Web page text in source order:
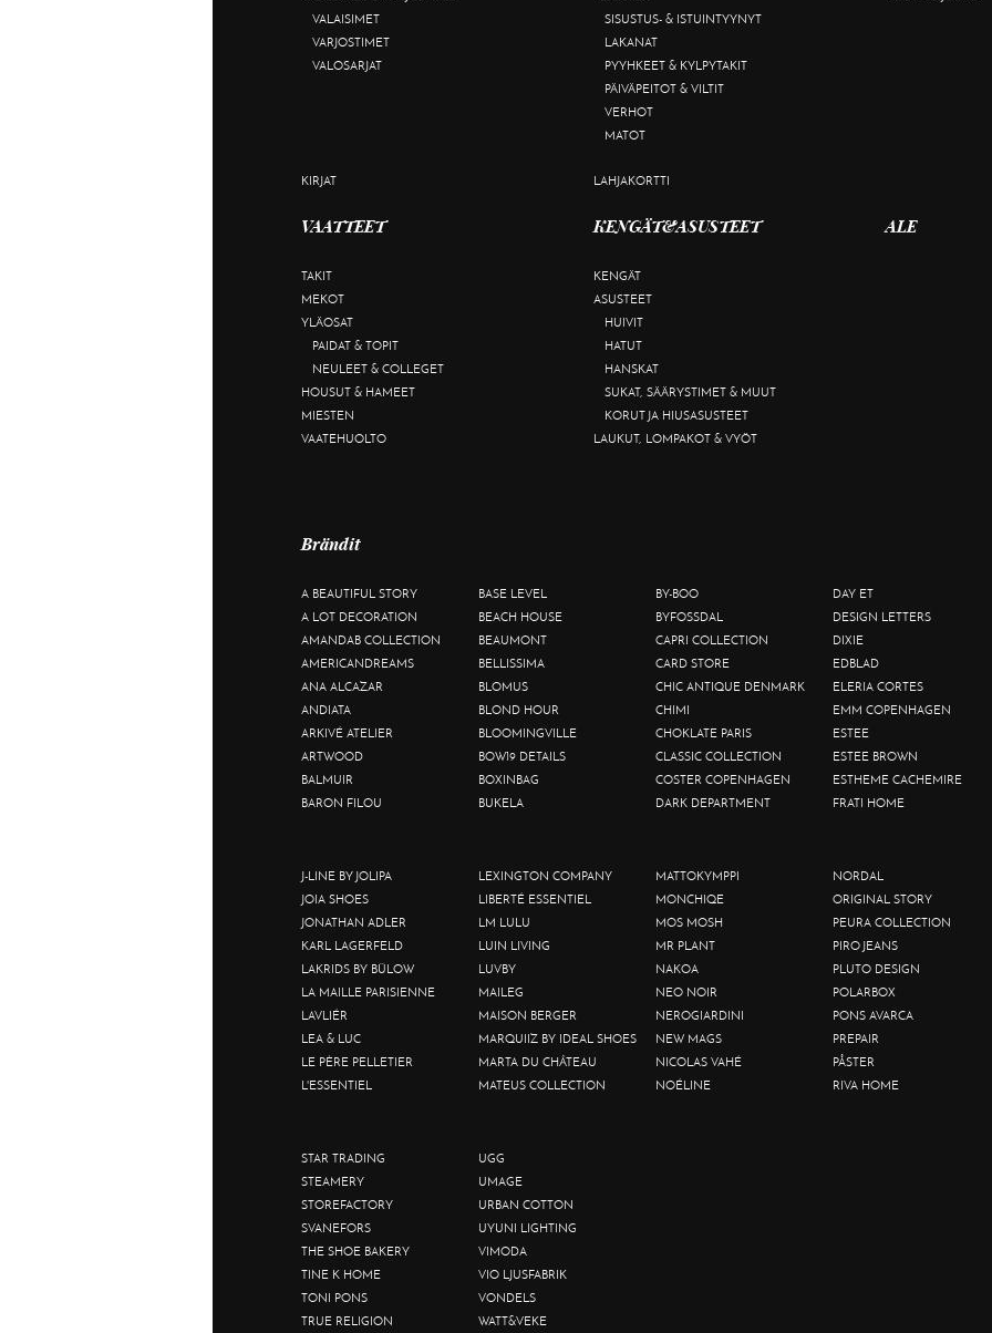
VALAISIMET
VARJOSTIMET
VALOSARJAT
SISUSTUS- & ISTUINTYYNYT
LAKANAT
PYYHKEET & KYLPYTAKIT
PÄIVÄPEITOT & VILTIT
VERHOT
MATOT
KIRJAT LAHJAKORTTI
VAATTEET
TAKIT
MEKOT
YLÄOSAT
PAIDAT & TOPIT
NEULEET & COLLEGET
HOUSUT & HAMEET
MIESTEN
VAATEHUOLTO
KENGÄT&ASUSTEET
KENGÄT
ASUSTEET
HUIVIT
HATUT
HANSKAT
SUKAT, SÄÄRYSTIMET & MUUT
KORUT JA HIUSASUSTEET
LAUKUT, LOMPAKOT & VYÖT
ALE
Brändit
A BEAUTIFUL STORY
A LOT DECORATION
AMANDAB COLLECTION
AMERICANDREAMS
ANA ALCAZAR
ANDIATA
ARKIVÉ ATELIER
ARTWOOD
BALMUIR
BARON FILOU
BASE LEVEL
BEACH HOUSE
BEAUMONT
BELLISSIMA
BLOMUS
BLOND HOUR
BLOOMINGVILLE
BOW19 DETAILS
BOXINBAG
BUKELA
BY-BOO
BYFOSSDAL
CAPRI COLLECTION
CARD STORE
CHIC ANTIQUE DENMARK
CHIMI
CHOKLATE PARIS
CLASSIC COLLECTION
COSTER COPENHAGEN
DARK DEPARTMENT
DAY ET
DESIGN LETTERS
DIXIE
EDBLAD
ELERIA CORTES
EMM COPENHAGEN
ESTEE
ESTEE BROWN
ESTHEME CACHEMIRE
FRATI HOME
J-LINE BY JOLIPA
JOIA SHOES
JONATHAN ADLER
KARL LAGERFELD
LAKRIDS BY BÜLOW
LA MAILLE PARISIENNE
LAVLIÉR
LEA & LUC
LE PÈRE PELLETIER
L'ESSENTIEL
LEXINGTON COMPANY
LIBERTÉ ESSENTIEL
LM LULU
LUIN LIVING
LUVBY
MAILEG
MAISON BERGER
MARQUIIZ BY IDEAL SHOES
MARTA DU CHÂTEAU
MATEUS COLLECTION
MATTOKYMPPI
MONCHIQE
MOS MOSH
MR PLANT
NAKOA
NEO NOIR
NEROGIARDINI
NEW MAGS
NICOLAS VAHÉ
NOÉLINE
NORDAL
ORIGINAL STORY
PEURA COLLECTION
PIRO JEANS
PLUTO DESIGN
POLARBOX
PONS AVARCA
PREPAIR
PÅSTER
RIVA HOME
STAR TRADING
STEAMERY
STOREFACTORY
SVANEFORS
THE SHOE BAKERY
TINE K HOME
TONI PONS
TRUE RELIGION
UGG
UMAGE
URBAN COTTON
UYUNI LIGHTING
VIMODA
VIO LJUSFABRIK
VONDELS
WATT&VEKE